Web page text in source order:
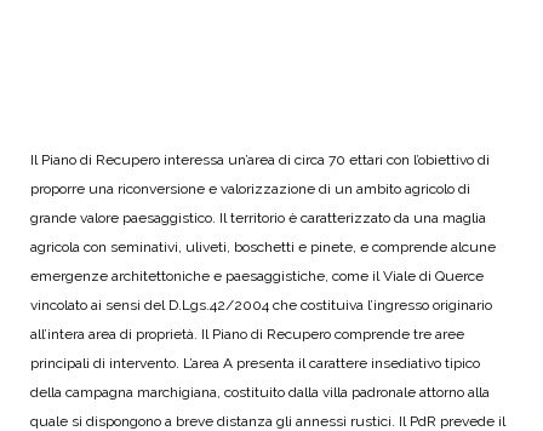
Il Piano di Recupero interessa un’area di circa 70 ettari con l’obiettivo di
proporre una riconversione e valorizzazione di un ambito agricolo di
grande valore paesaggistico. Il territorio è caratterizzato da una maglia
agricola con seminativi, uliveti, boschetti e pinete, e comprende alcune
emergenze architettoniche e paesaggistiche, come il Viale di Querce
vincolato ai sensi del D.Lgs.42/2004 che costituiva l’ingresso originario
all’intera area di proprietà. Il Piano di Recupero comprende tre aree
principali di intervento. L’area A presenta il carattere insediativo tipico
della campagna marchigiana, costituito dalla villa padronale attorno alla
quale si dispongono a breve distanza gli annessi rustici. Il PdR prevede il